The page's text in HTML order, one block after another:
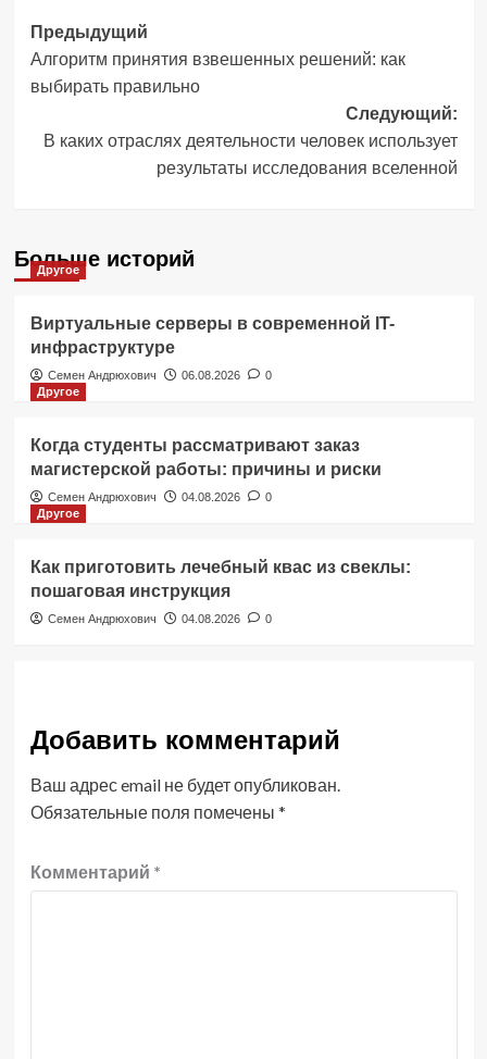
Навигация
записи
Предыдущий
Алгоритм принятия взвешенных решений: как
выбирать правильно
Следующий:
В каких отраслях деятельности человек использует
результаты исследования вселенной
Больше историй
Другое
Виртуальные серверы в современной IT-
инфраструктуре
Семен Андрюхович 06.08.2026
0
Другое
Когда студенты рассматривают заказ
магистерской работы: причины и риски
Семен Андрюхович 04.08.2026
0
Другое
Как приготовить лечебный квас из свеклы:
пошаговая инструкция
Семен Андрюхович 04.08.2026 0
Добавить комментарий
Ваш адрес email не будет опубликован.
Обязательные поля помечены *
Комментарий *